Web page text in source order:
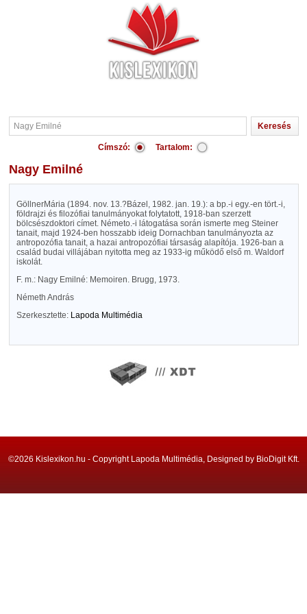
Címszó: Tartalom:
Nagy Emilné
GöllnerMária (1894. nov. 13.?Bázel, 1982. jan. 19.): a bp.-i egy.-en tört.-i,
földrajzi és filozófiai tanulmányokat folytatott, 1918-ban szerzett
bölcsészdoktori címet. Németo.-i látogatása során ismerte meg Steiner
tanait, majd 1924-ben hosszabb ideig Dornachban tanulmányozta az
antropozófia tanait, a hazai antropozófiai társaság alapítója. 1926-ban a
család budai villájában nyitotta meg az 1933-ig működő első m. Waldorf
iskolát.
F. m.: Nagy Emilné: Memoiren. Brugg, 1973.
Németh András
Szerkesztette: Lapoda Multimédia
©2026 Kislexikon.hu - Copyright Lapoda Multimédia, Designed by BioDigit Kft.